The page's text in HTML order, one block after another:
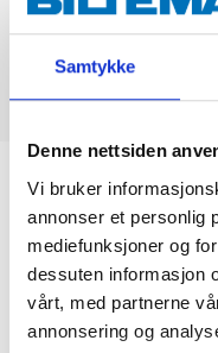
Samtykke
Denne nettsiden
Vi bruker
annonser et personlig
mediefunksjoner og
dessuten informasjon
vårt, med partnerne
annonsering og
DEL